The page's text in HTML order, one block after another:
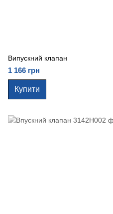
Випускний клапан
1 166 грн
Купити